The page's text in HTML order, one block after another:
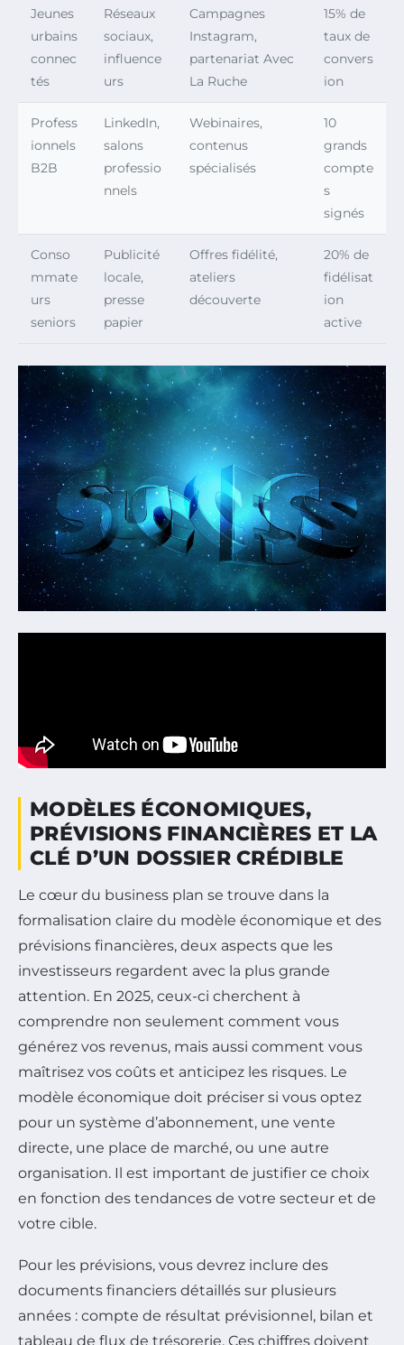
Jeunes
urbains
connec
tés
Réseaux
sociaux,
influence
urs
Campagnes
Instagram,
partenariat Avec
La Ruche
15% de
taux de
convers
ion
Profess
ionnels
B2B
LinkedIn,
salons
professio
nnels
Webinaires,
contenus
spécialisés
10
grands
compte
s
signés
Conso
mmate
urs
seniors
Publicité
locale,
presse
papier
Offres fidélité,
ateliers
découverte
20% de
fidélisat
ion
active
MODÈLES ÉCONOMIQUES,
PRÉVISIONS FINANCIÈRES ET LA
CLÉ D’UN DOSSIER CRÉDIBLE
Le cœur du business plan se trouve dans la
formalisation claire du modèle économique et des
prévisions financières, deux aspects que les
investisseurs regardent avec la plus grande
attention. En 2025, ceux-ci cherchent à
comprendre non seulement comment vous
générez vos revenus, mais aussi comment vous
maîtrisez vos coûts et anticipez les risques. Le
modèle économique doit préciser si vous optez
pour un système d’abonnement, une vente
directe, une place de marché, ou une autre
organisation. Il est important de justifier ce choix
en fonction des tendances de votre secteur et de
votre cible.
Pour les prévisions, vous devrez inclure des
documents financiers détaillés sur plusieurs
années : compte de résultat prévisionnel, bilan et
tableau de flux de trésorerie. Ces chiffres doivent